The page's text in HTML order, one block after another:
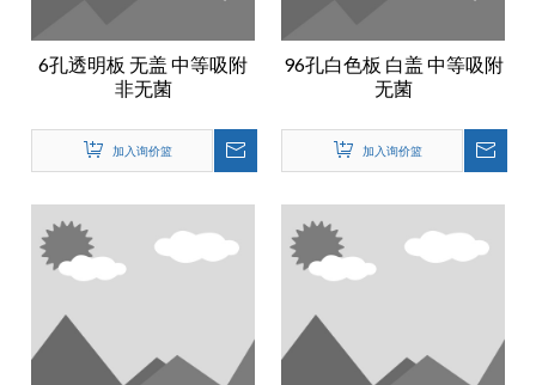
6孔透明板 无盖 中等吸附
非无菌
加入询价篮
96孔白色板 白盖 中等吸附
无菌
加入询价篮